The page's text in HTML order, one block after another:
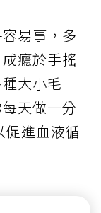
易事，多
癮於手搖
大小毛
天做一分
促進血液循